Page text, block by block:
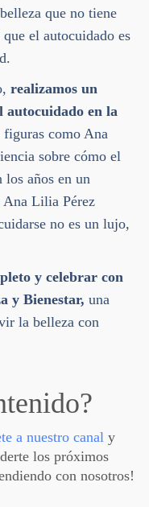
que no tiene
el autocuidado es
realizamos un
autocuidado en la
como Ana
sobre cómo el
los años en un
Ana Lilia Pérez
no es un lujo,
y celebrar con
y Bienestar, una
la belleza con
a nuestro canal y
los próximos
con nosotros!